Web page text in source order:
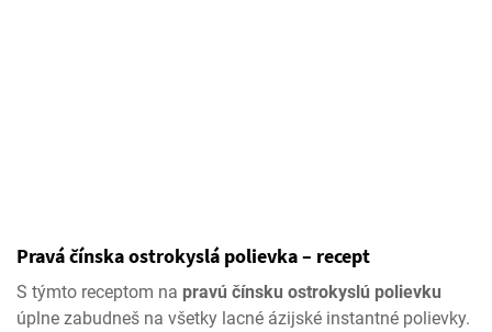
Pravá čínska ostrokyslá polievka – recept
S týmto receptom na pravú čínsku ostrokyslú polievku
úplne zabudneš na všetky lacné ázijské instantné polievky.